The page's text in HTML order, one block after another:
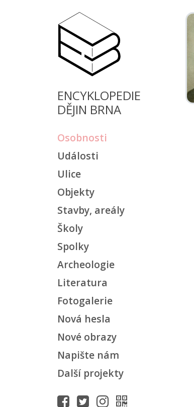
ENCYKLOPEDIE
DĚJIN BRNA
Osobnosti
Události
Ulice
Objekty
Stavby, areály
Školy
Spolky
Archeologie
Literatura
Fotogalerie
Nová hesla
Nové obrazy
Napište nám
Další projekty